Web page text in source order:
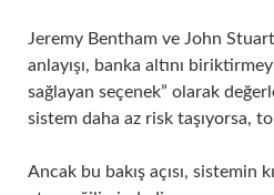
Jeremy Bentham ve John
anlayışı, banka altını
sağlayan seçenek” olarak
sistem daha az risk taşıyorsa,
Ancak bu bakış açısı, sistemin